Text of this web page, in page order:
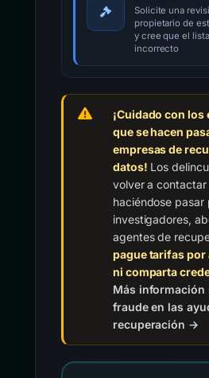
dominio
Solicite una
propietario de
y cree que el
¡Cuidado con los
que se hacen
empresas de
datos!Los
volver a contactar
haciéndose pasar
investigadores,
agentes de
pague tarifas por
ni comparta
Más información
fraude en las
recuperación →